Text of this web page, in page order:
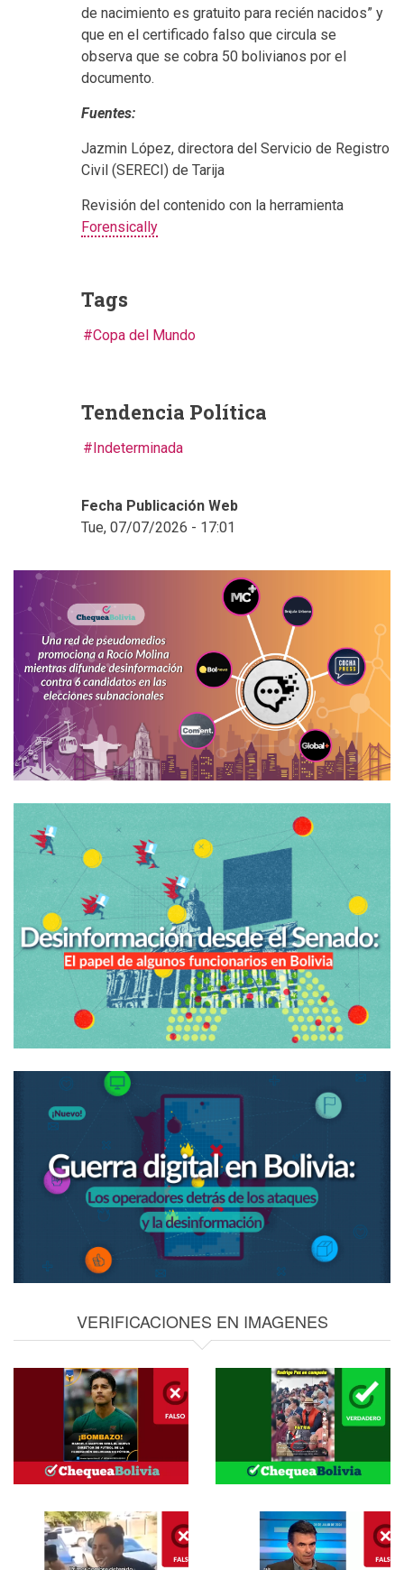
de nacimiento es gratuito para recién nacidos” y
que en el certificado falso que circula se
observa que se cobra 50 bolivianos por el
documento.
Fuentes:
Jazmin López, directora del Servicio de Registro
Civil (SERECI) de Tarija
Revisión del contenido con la herramienta
Forensically
Tags
Copa del Mundo
Tendencia Política
Indeterminada
Fecha Publicación Web
Tue, 07/07/2026 - 17:01
VERIFICACIONES EN IMAGENES